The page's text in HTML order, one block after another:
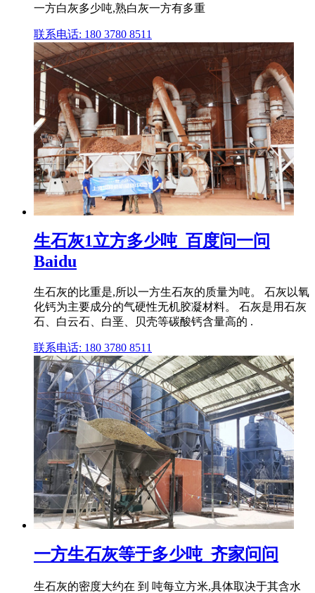
一方白灰多少吨,熟白灰一方有多重
联系电话: 180 3780 8511
生石灰1立方多少吨_百度问一问
Baidu
生石灰的比重是,所以一方生石灰的质量为吨。 石灰以氧
化钙为主要成分的气硬性无机胶凝材料。 石灰是用石灰
石、白云石、白垩、贝壳等碳酸钙含量高的 .
联系电话: 180 3780 8511
一方生石灰等于多少吨_齐家问问
生石灰的密度大约在 到 吨每立方米,具体取决于其含水